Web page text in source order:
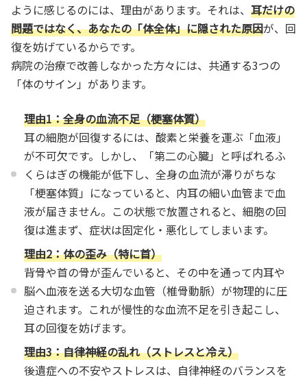
ように感じるのには、理由があります。それは、 耳だけの
問題ではなく、あなたの「体全体」に隠された原因が、回
復を妨げているからです。
病院の治療で改善しなかった方々には、共通する3つの
「体のサイン」があります。
理由1：全身の血流不足（梗塞体質）
耳の細胞が回復するには、酸素と栄養を運ぶ「血液」
が不可欠です。しかし、「第二の心臓」と呼ばれるふ
くらはぎの機能が低下し、全身の血流が滞りがちな
「梗塞体質」になっていると、内耳の細い血管まで血
液が届きません。この状態で放置されると、細胞の回
復は進まず、症状は固定化・悪化してしまいます。
理由2：体の歪み（特に首）
背骨や首の骨が歪んでいると、その中を通って内耳や
脳へ血液を送る大切な血管（椎骨動脈）が物理的に圧
迫されます。これが慢性的な血流不足を引き起こし、
耳の回復を妨げます。
理由3：自律神経の乱れ（ストレスと冷え）
後遺症への不安やストレスは、自律神経のバランスを